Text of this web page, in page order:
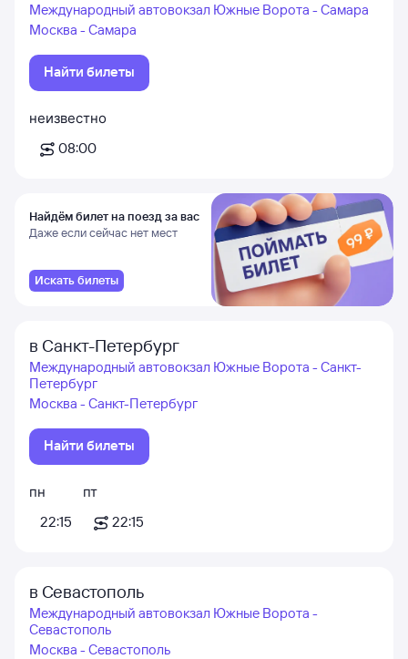
Международный автовокзал Южные Ворота - Самара
Москва - Самара
Найти билеты
неизвестно
08:00
Найдём билет на поезд за вас
Даже если сейчас нет мест
Искать билеты
в Санкт-Петербург
Международный автовокзал Южные Ворота - Санкт-
Петербург
Москва - Санкт-Петербург
Найти билеты
пн
22:15
пт
22:15
в Севастополь
Международный автовокзал Южные Ворота -
Севастополь
Москва - Севастополь